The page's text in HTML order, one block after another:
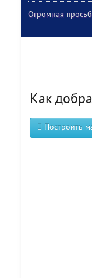
Огромная
Как
Построить